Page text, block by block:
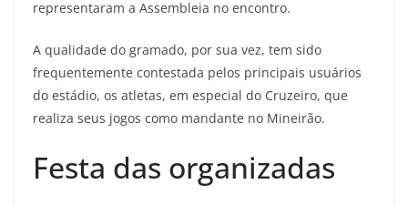
representaram a Assembleia no encontro.
A qualidade do gramado, por sua vez, tem sido
frequentemente contestada pelos principais usuários
do estádio, os atletas, em especial do Cruzeiro, que
realiza seus jogos como mandante no Mineirão.
Festa das organizadas